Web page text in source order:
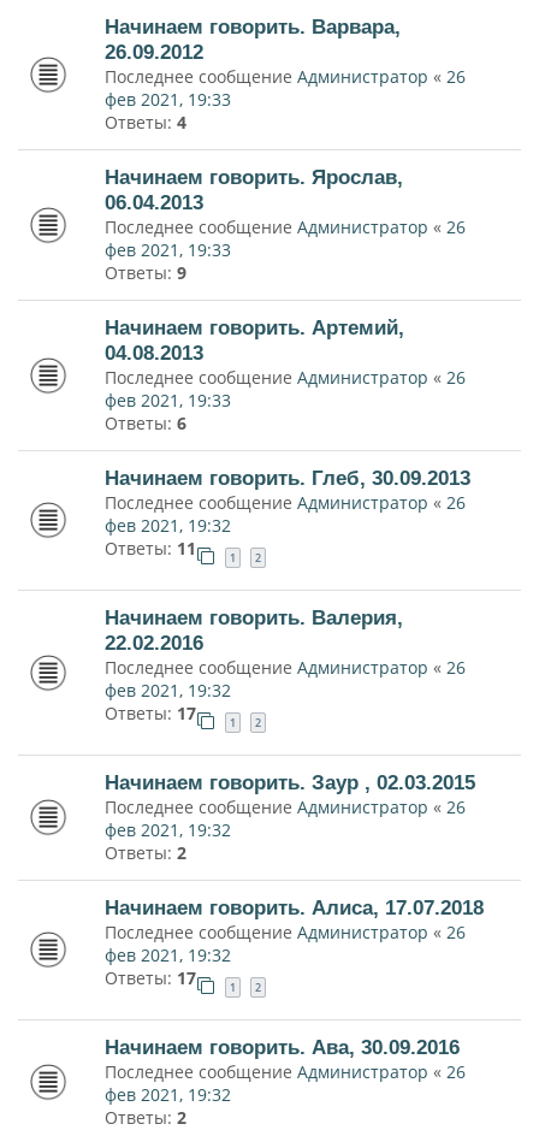
Начинаем говорить. Варвара,
26.09.2012
Последнее сообщение Администратор « 26
фев 2021, 19:33
Ответы: 4
Начинаем говорить. Ярослав,
06.04.2013
Последнее сообщение Администратор « 26
фев 2021, 19:33
Ответы: 9
Начинаем говорить. Артемий,
04.08.2013
Последнее сообщение Администратор « 26
фев 2021, 19:33
Ответы: 6
Начинаем говорить. Глеб, 30.09.2013
Последнее сообщение Администратор « 26
фев 2021, 19:32
Ответы: 11 1 2
Начинаем говорить. Валерия,
22.02.2016
Последнее сообщение Администратор « 26
фев 2021, 19:32
Ответы: 17 1 2
Начинаем говорить. Заур , 02.03.2015
Последнее сообщение Администратор « 26
фев 2021, 19:32
Ответы: 2
Начинаем говорить. Алиса, 17.07.2018
Последнее сообщение Администратор « 26
фев 2021, 19:32
Ответы: 17 1 2
Начинаем говорить. Ава, 30.09.2016
Последнее сообщение Администратор « 26
фев 2021, 19:32
Ответы: 2